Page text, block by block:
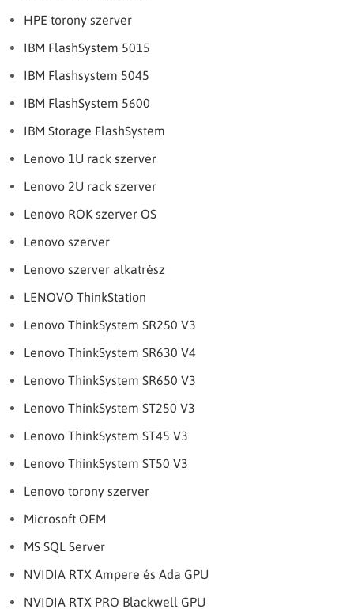
HPE torony szerver
IBM FlashSystem 5015
IBM Flashsystem 5045
IBM FlashSystem 5600
IBM Storage FlashSystem
Lenovo 1U rack szerver
Lenovo 2U rack szerver
Lenovo ROK szerver OS
Lenovo szerver
Lenovo szerver alkatrész
LENOVO ThinkStation
Lenovo ThinkSystem SR250 V3
Lenovo ThinkSystem SR630 V4
Lenovo ThinkSystem SR650 V3
Lenovo ThinkSystem ST250 V3
Lenovo ThinkSystem ST45 V3
Lenovo ThinkSystem ST50 V3
Lenovo torony szerver
Microsoft OEM
MS SQL Server
NVIDIA RTX Ampere és Ada GPU
NVIDIA RTX PRO Blackwell GPU